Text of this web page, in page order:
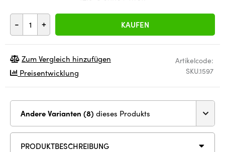
- + KAUFEN
Artikelcode:
SKU.1597
Zum Vergleich hinzufügen
Preisentwicklung
Andere Varianten (8) dieses Produkts
PRODUKTBESCHREIBUNG